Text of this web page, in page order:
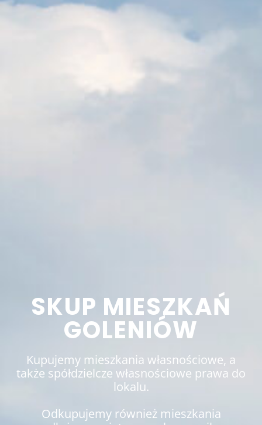
SKUP MIESZKAŃ
GOLENIÓW
Kupujemy mieszkania własnościowe, a
także spółdzielcze własnościowe prawa do
lokalu.
Odkupujemy również mieszkania